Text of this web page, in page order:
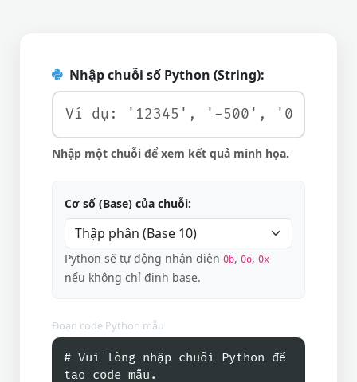
Nhập chuỗi số Python (String):
Nhập một chuỗi để xem kết quả minh họa.
Cơ số (Base) của chuỗi:
Python sẽ tự động nhận diện 0b, 0o, 0x
nếu không chỉ định base.
Đoạn code Python mẫu
# Vui lòng nhập chuỗi Python để
tạo code mẫu.